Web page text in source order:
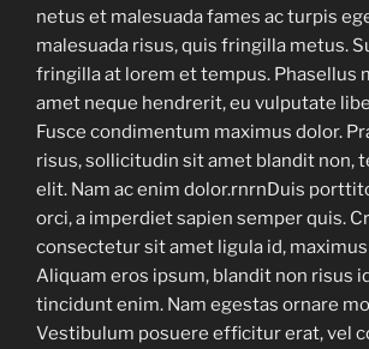
netus et malesuada fames ac turpis
malesuada risus, quis fringilla metus.
fringilla at lorem et tempus. Phasellus
amet neque hendrerit, eu vulputate
Fusce condimentum maximus dolor.
risus, sollicitudin sit amet blandit non,
elit. Nam ac enim dolor.rnrnDuis
orci, a imperdiet sapien semper quis.
consectetur sit amet ligula id,
Aliquam eros ipsum, blandit non risus
tincidunt enim. Nam egestas ornare
Vestibulum posuere efficitur erat, vel